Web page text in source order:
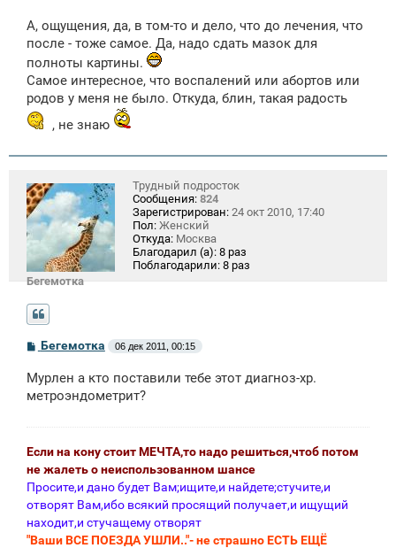
А, ощущения, да, в том-то и дело, что до лечения, что
после - тоже самое. Да, надо сдать мазок для
полноты картины.
Самое интересное, что воспалений или абортов или
родов у меня не было. Откуда, блин, такая радость
, не знаю
Бегемотка
Трудный подросток
Сообщения: 824
Зарегистрирован: 24 окт 2010, 17:40
Пол: Женский
Откуда: Москва
Благодарил (а): 8 раз
Поблагодарили: 8 раз
С
б
щ
Бегемотка 06 дек 2011, 00:15
Мурлен а кто поставили тебе этот диагноз-хр.
метроэндометрит?
Если на кону стоит МЕЧТА,то надо решиться,чтоб потом
не жалеть о неиспользованном шансе
Просите,и дано будет Вам;ищите,и найдете;стучите,и
отворят Вам,ибо всякий просящий получает,и ищущий
находит,и стучащему отворят
"Ваши ВСЕ ПОЕЗДА УШЛИ.."- не страшно ЕСТЬ ЕЩЁ